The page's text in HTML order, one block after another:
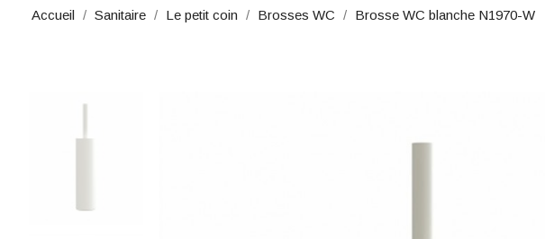
Accueil Sanitaire Le petit coin Brosses WC Brosse WC blanche N1970-W